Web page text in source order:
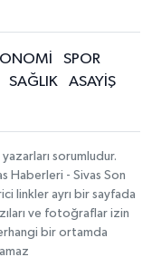
SPOR
SAĞLIK
ASAYİŞ
sorumludur.
Haberleri - Sivas Son
linkler ayrı bir sayfada
ve fotoğraflar izin
bir ortamda